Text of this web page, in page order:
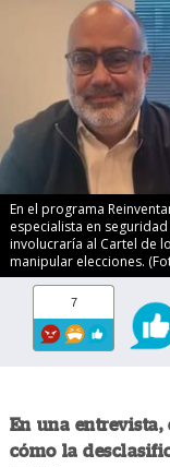
En el programa
especialista en
involucraría al Cartel de
manipular elecciones.
7
En una
cómo la